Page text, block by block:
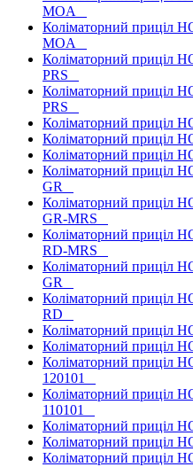
MOA
Коліматорний приціл
MOA
Коліматорний приціл
PRS
Коліматорний приціл
PRS
Коліматорний приціл
Коліматорний приціл
Коліматорний приціл
Коліматорний приціл
GR
Коліматорний приціл
GR-MRS
Коліматорний приціл
RD-MRS
Коліматорний приціл
GR
Коліматорний приціл
RD
Коліматорний приціл
Коліматорний приціл
Коліматорний приціл
120101
Коліматорний приціл
110101
Коліматорний приціл
Коліматорний приціл
Коліматорний приціл